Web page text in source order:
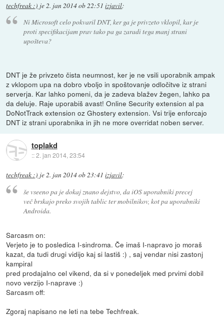
techfreak :) je2. jan 2014 ob 22:51 izjavil:
Ni Microsoft celo pokvaril DNT, ker ga je privzeto vklopil, kar je
proti specifikacijam prav tako pa ga zaradi tega manj strani
upošteva?
DNT je že privzeto čista neumnost, ker je ne vsili uporabnik ampak
z vklopom upa na dobro vboljo in spoštovanje odločitve iz strani
serverja. Kar lahko pomeni, da je zadeva blažev žegen, lahko pa
da deluje. Raje uporabiš avast! Online Security extension al pa
DoNotTrack extension oz Ghostery extension. Vsi trije enforcajo
DNT iz strani uporabnika in jih ne more overridat noben server.
toplakd
::2. jan 2014, 23:54
techfreak :) je2. jan 2014 ob 23:41 izjavil:
še vseeno pa je dokaj znano dejstvo, da iOS uporabniki precej
več brskajo preko svojih tablic ter mobilnikov, kot pa uporabniki
Androida.
Sarcasm on:
Verjeto je to posledica I-sindroma. Če imaš I-napravo jo moraš
kazat, da tudi drugi vidijo kaj si lastiš :) , saj vendar nisi zastonj
kampiral
pred prodajalno cel vikend, da si v ponedeljek med prvimi dobil
novo verzijo I-naprave :)
Sarcasm off:
Zgoraj napisano ne leti na tebe Techfreak.